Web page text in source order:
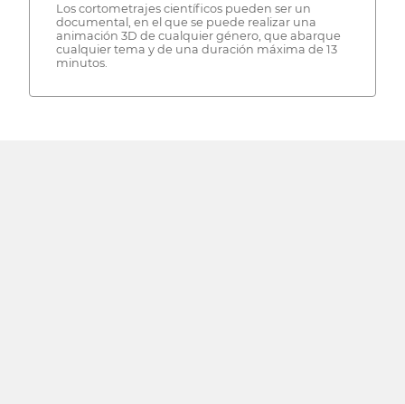
Los cortometrajes científicos pueden ser un
documental, en el que se puede realizar una
animación 3D de cualquier género, que abarque
cualquier tema y de una duración máxima de 13
minutos.